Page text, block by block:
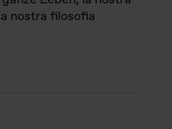
nostra filosofia